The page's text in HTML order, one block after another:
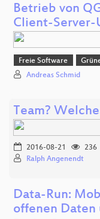
Betrieb von
Client-Server-
Freie Software
Andreas Schmid
Team?
2016-08-21
236
Ralph Angenendt
Data-Run:
offenen Daten